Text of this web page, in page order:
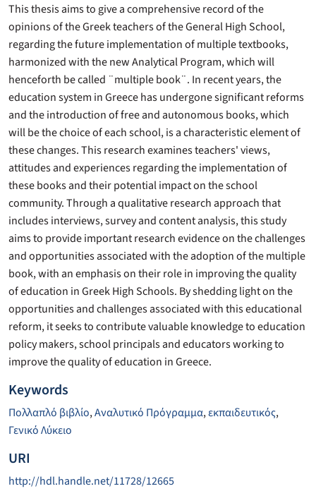
This thesis aims to give a comprehensive record of the
opinions of the Greek teachers of the General High School,
regarding the future implementation of multiple textbooks,
harmonized with the new Analytical Program, which will
henceforth be called ¨multiple book¨. In recent years, the
education system in Greece has undergone significant reforms
and the introduction of free and autonomous books, which
will be the choice of each school, is a characteristic element of
these changes. This research examines teachers' views,
attitudes and experiences regarding the implementation of
these books and their potential impact on the school
community. Through a qualitative research approach that
includes interviews, survey and content analysis, this study
aims to provide important research evidence on the challenges
and opportunities associated with the adoption of the multiple
book, with an emphasis on their role in improving the quality
of education in Greek High Schools. By shedding light on the
opportunities and challenges associated with this educational
reform, it seeks to contribute valuable knowledge to education
policy makers, school principals and educators working to
improve the quality of education in Greece.
Keywords
Πολλαπλό βιβλίο,Αναλυτικό Πρόγραμμα,εκπαιδευτικός,
Γενικό Λύκειο
URI
http://hdl.handle.net/11728/12665